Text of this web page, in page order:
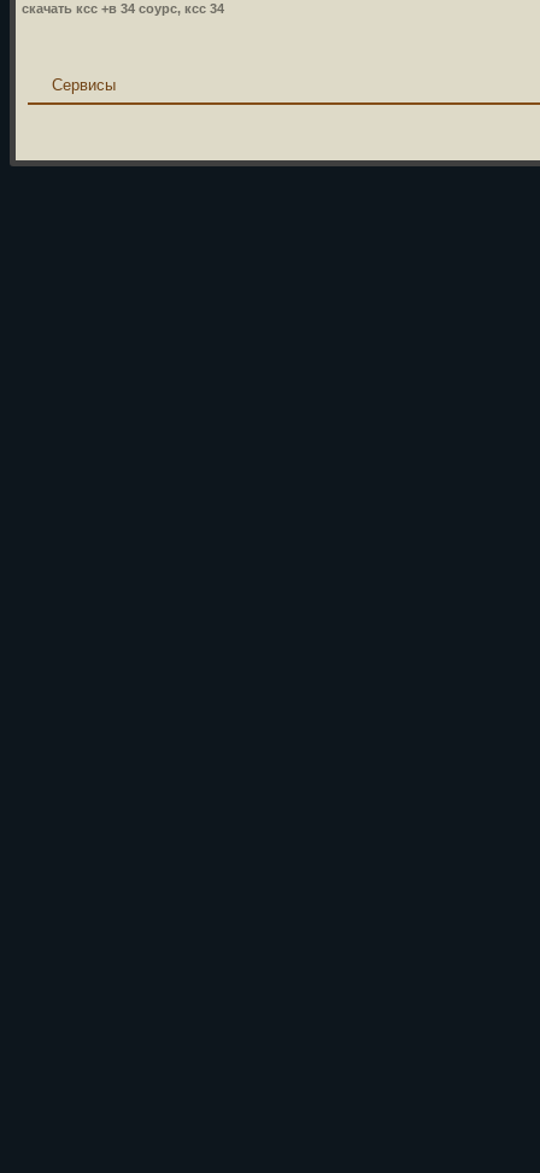
скачать ксс +в 34 соурс, ксс 34
Сервисы